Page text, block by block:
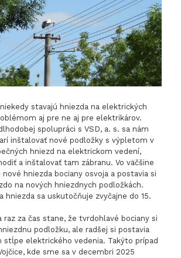
stavajú hniezda na elektrických
aj pre ne aj pre elektrikárov.
spolupráci s VSD, a. s. sa nám
inštalovať nové podložky s výpletom v
hniezd na elektrickom vedení,
a inštalovať tam zábranu. Vo väčšine
hniezda bociany osvoja a postavia si
na nových hniezdnych podložkách.
hniezda sa uskutočňuje zvyčajne do 15.
raz za čas stane, že tvrdohlavé bociany si
podložku, ale radšej si postavia
stĺpe elektrického vedenia. Takýto prípad
kde sme sa v decembri 2025